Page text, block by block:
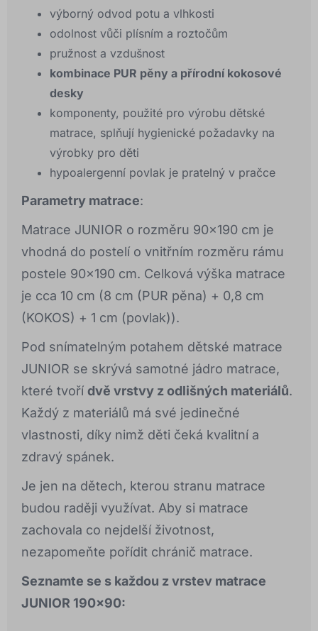
výborný odvod potu a vlhkosti
odolnost vůči plísním a roztočům
pružnost a vzdušnost
kombinace PUR pěny a přírodní kokosové
desky
komponenty, použité pro výrobu dětské
matrace, splňují hygienické požadavky na
výrobky pro děti
hypoalergenní povlak je pratelný v pračce
Parametry matrace:
Matrace JUNIOR o rozměru 90x190 cm je
vhodná do postelí o vnitřním rozměru rámu
postele 90x190 cm. Celková výška matrace
je cca 10 cm (8 cm (PUR pěna) + 0,8 cm
(KOKOS) + 1 cm (povlak)).
Pod snímatelným potahem dětské matrace
JUNIOR se skrývá samotné jádro matrace,
které tvoří dvě vrstvy z odlišných materiálů.
Každý z materiálů má své jedinečné
vlastnosti, díky nimž děti čeká kvalitní a
zdravý spánek.
Je jen na dětech, kterou stranu matrace
budou raději využívat. Aby si matrace
zachovala co nejdelší životnost,
nezapomeňte pořídit chránič matrace.
Seznamte se s každou z vrstev matrace
JUNIOR 190x90: